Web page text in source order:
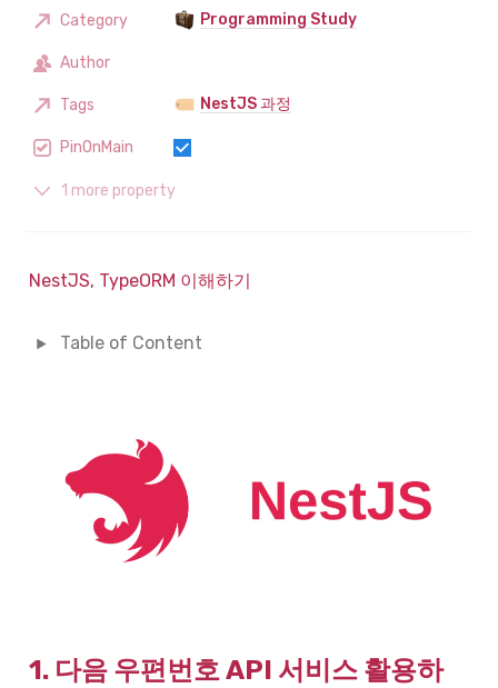
Category Programming Study
Author
Tags NestJS 과정
PinOnMain
1 more property
NestJS, TypeORM 이해하기
Table of Content
1. 다음 우편번호 API 서비스 활용하